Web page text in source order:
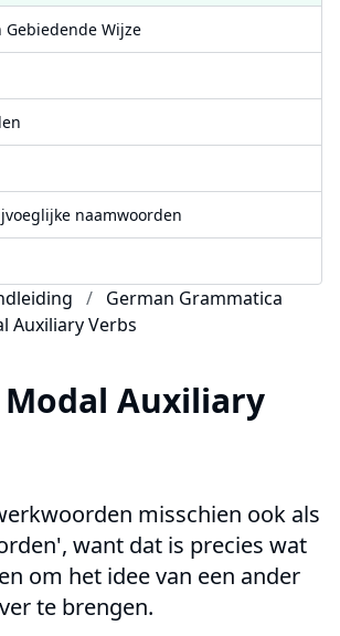
German Grammatica
Auxiliary Verbs
Auxiliary
misschien ook als
want dat is precies wat
om het idee van een ander
te brengen.
Gebiedende Wijze
naamwoorden